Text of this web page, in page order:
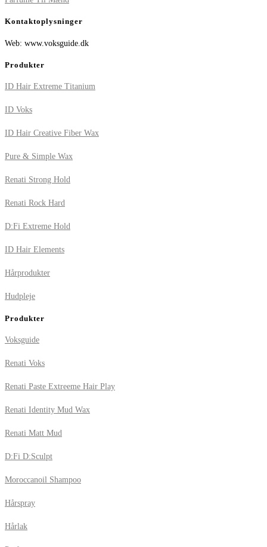
Kontaktoplysninger
Web: www.voksguide.dk
Produkter
ID Hair Extreme Titanium
ID Voks
ID Hair Creative Fiber Wax
Pure & Simple Wax
Renati Strong Hold
Renati Rock Hard
D:Fi Extreme Hold
ID Hair Elements
Hårprodukter
Hudpleje
Produkter
Voksguide
Renati Voks
Renati Paste Extreeme Hair Play
Renati Identity Mud Wax
Renati Matt Mud
D:Fi D:Sculpt
Moroccanoil Shampoo
Hårspray
Hårlak